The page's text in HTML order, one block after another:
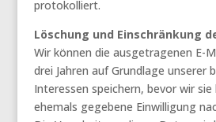
protokolliert.
Löschung und Einschränkung
Wir können die ausgetragenen E-
drei Jahren auf Grundlage unserer
Interessen speichern, bevor wir
ehemals gegebene Einwilligung